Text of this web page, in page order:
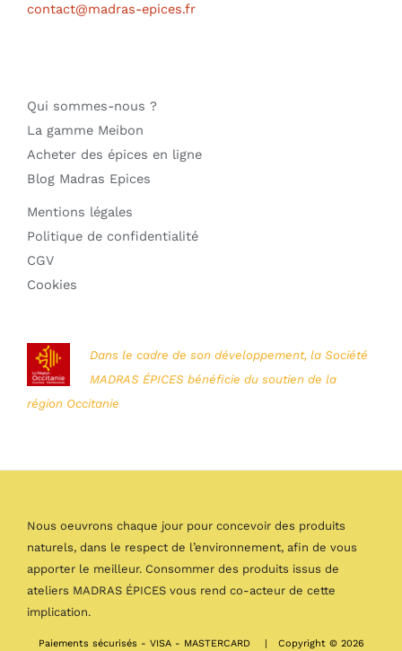
contact@madras-epices.fr
Qui sommes-nous ?
La gamme Meibon
Acheter des épices en ligne
Blog Madras Epices
Mentions légales
Politique de confidentialité
CGV
Cookies
Dans le cadre de son développement, la Société
MADRAS ÉPICES bénéficie du soutien de la
région Occitanie
Nous oeuvrons chaque jour pour concevoir des produits
naturels, dans le respect de l’environnement, afin de vous
apporter le meilleur. Consommer des produits issus de
ateliers MADRAS ÉPICES vous rend co-acteur de cette
implication.
Paiements sécurisés - VISA - MASTERCARD | Copyright © 2026